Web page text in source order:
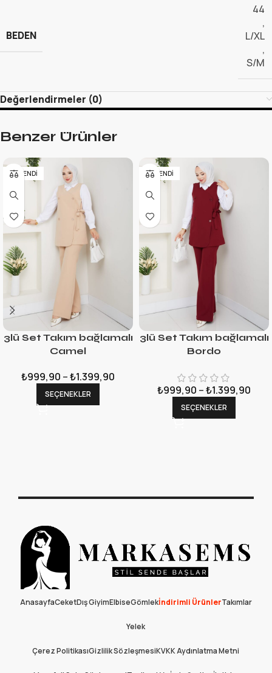
BEDEN
44
,
L/XL
,
S/M
Değerlendirmeler (0)
Benzer Ürünler
TÜKENDI
3lü Set Takım bağlamalı
Camel
₺999,90 –₺1.399,90
SEÇENEKLER
TÜKENDI
3lü Set Takım bağlamalı
Bordo
₺999,90 –₺1.399,90
SEÇENEKLER
AnasayfaCeketDış GiyimElbiseGömlekİndirimli ÜrünlerTakımlar
Yelek
Çerez PolitikasıGizlilik SözleşmesiKVKK Aydınlatma Metni